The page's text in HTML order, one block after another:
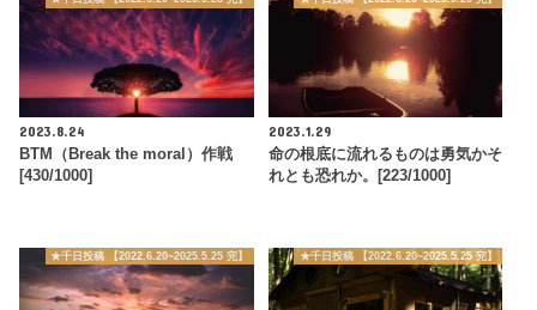
2023.8.24
BTM（Break the moral）作戦
[430/1000]
2023.1.29
命の根底に流れるものは勇気かそ
れとも恐れか。[223/1000]
★千日投稿 【2022.6.20~2025.5.25 完】 ★千日投稿 【2022.6.20~2025.5.25 完】